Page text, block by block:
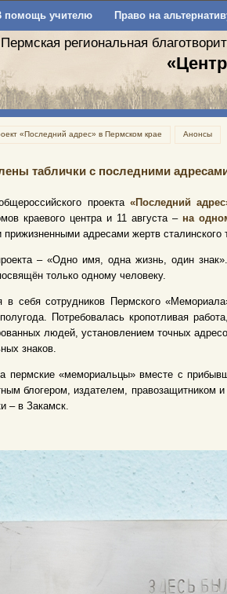
помощь учителю Право на
Пермская региональная
«Последний адрес» в Пермском крае Анонсы
таблички с последними
проекта «Последний
краевого центра и 11 августа – на
адресами жертв сталинского
– «Одно имя, одна жизнь, один
только одному человеку.
в себя сотрудников Пермского
Потребовалась кропотливая
людей, установлением точных
знаков.
пермские «мемориальцы» вместе с
блогером, издателем, правозащитником
– в Закамск.